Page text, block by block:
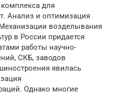
для
Анализ и оптимизация
возделывания
в России придается
работы научно-
СКБ, заводов
явилась
Однако многие